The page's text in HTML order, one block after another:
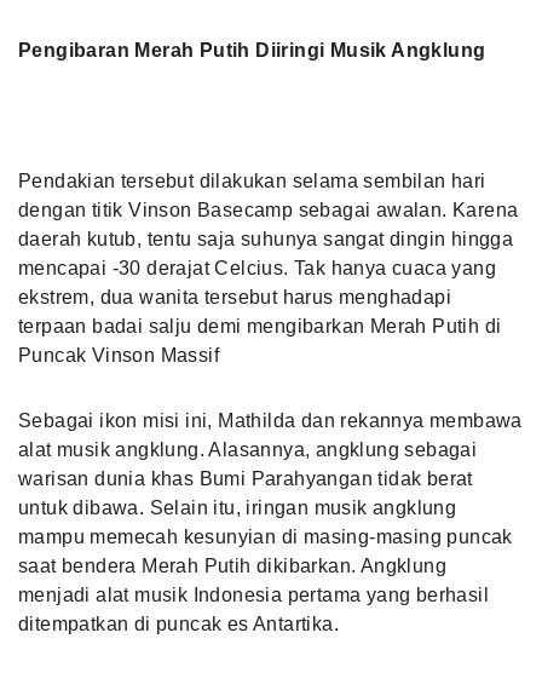
Pengibaran Merah Putih Diiringi Musik Angklung
Pendakian tersebut dilakukan selama sembilan hari
dengan titik Vinson Basecamp sebagai awalan. Karena
daerah kutub, tentu saja suhunya sangat dingin hingga
mencapai -30 derajat Celcius. Tak hanya cuaca yang
ekstrem, dua wanita tersebut harus menghadapi
terpaan badai salju demi mengibarkan Merah Putih di
Puncak Vinson Massif
Sebagai ikon misi ini, Mathilda dan rekannya membawa
alat musik angklung. Alasannya, angklung sebagai
warisan dunia khas Bumi Parahyangan tidak berat
untuk dibawa. Selain itu, iringan musik angklung
mampu memecah kesunyian di masing-masing puncak
saat bendera Merah Putih dikibarkan. Angklung
menjadi alat musik Indonesia pertama yang berhasil
ditempatkan di puncak es Antartika.